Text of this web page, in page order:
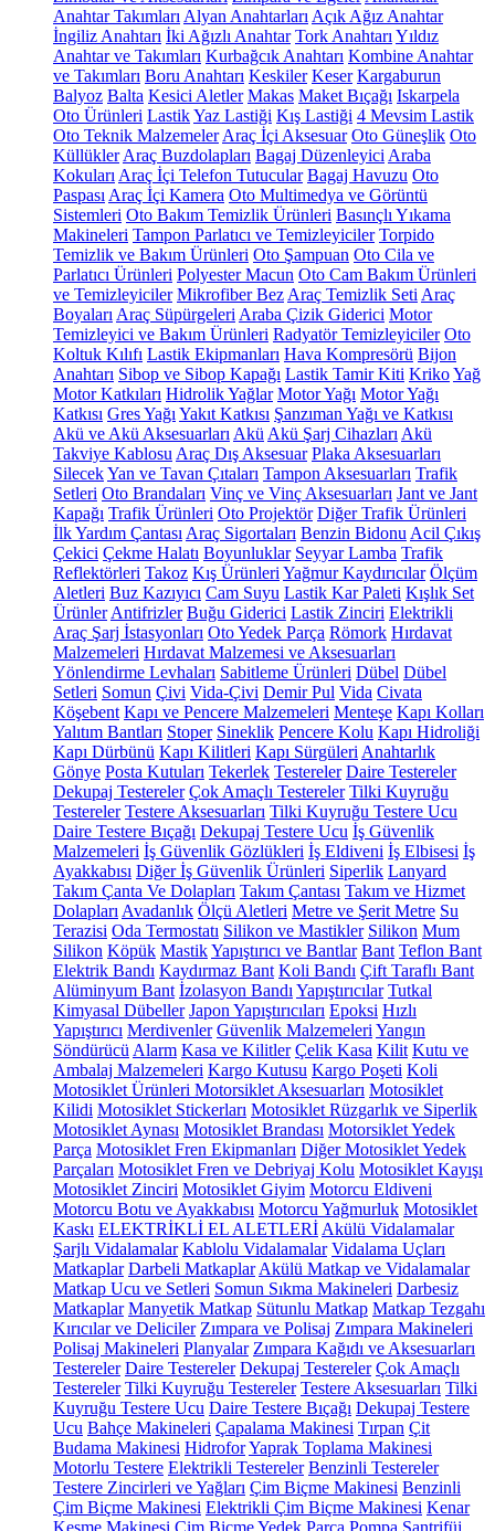
Anahtar Takımları Alyan Anahtarları Açık Ağız Anahtar
İngiliz Anahtarı İki Ağızlı Anahtar Tork Anahtarı Yıldız
Anahtar ve Takımları Kurbağcık Anahtarı Kombine Anahtar
ve Takımları Boru Anahtarı Keskiler Keser Kargaburun
Balyoz Balta Kesici Aletler Makas Maket Bıçağı Iskarpela
Oto Ürünleri LastikYaz Lastiği Kış Lastiği 4 Mevsim Lastik
Oto Teknik Malzemeler Araç İçi Aksesuar Oto Güneşlik Oto
Küllükler Araç Buzdolapları Bagaj Düzenleyici Araba
Kokuları Araç İçi Telefon Tutucular Bagaj Havuzu Oto
Paspası Araç İçi Kamera Oto Multimedya ve Görüntü
Sistemleri Oto Bakım Temizlik Ürünleri Basınçlı Yıkama
Makineleri Tampon Parlatıcı ve Temizleyiciler Torpido
Temizlik ve Bakım Ürünleri Oto Şampuan Oto Cila ve
Parlatıcı Ürünleri Polyester Macun Oto Cam Bakım Ürünleri
ve Temizleyiciler Mikrofiber Bez Araç Temizlik Seti Araç
Boyaları Araç Süpürgeleri Araba Çizik Giderici Motor
Temizleyici ve Bakım Ürünleri Radyatör Temizleyiciler Oto
Koltuk Kılıfı Lastik Ekipmanları Hava Kompresörü Bijon
Anahtarı Sibop ve Sibop Kapağı Lastik Tamir Kiti KrikoYağ
Motor Katkıları Hidrolik Yağlar Motor Yağı Motor Yağı
Katkısı Gres Yağı Yakıt Katkısı Şanzıman Yağı ve Katkısı
Akü ve Akü Aksesuarları Akü Akü Şarj Cihazları Akü
Takviye Kablosu Araç Dış Aksesuar Plaka Aksesuarları
SilecekYan ve Tavan Çıtaları Tampon Aksesuarları Trafik
Setleri Oto Brandaları Vinç ve Vinç Aksesuarları Jant ve Jant
Kapağı Trafik Ürünleri Oto Projektör Diğer Trafik Ürünleri
İlk Yardım Çantası Araç Sigortaları Benzin Bidonu Acil Çıkış
Çekici Çekme Halatı Boyunluklar Seyyar Lamba Trafik
Reflektörleri Takoz Kış Ürünleri Yağmur Kaydırıcılar Ölçüm
Aletleri Buz Kazıyıcı Cam Suyu Lastik Kar Paleti Kışlık Set
Ürünler Antifrizler Buğu Giderici Lastik Zinciri Elektrikli
Araç Şarj İstasyonları Oto Yedek Parça Römork Hırdavat
Malzemeleri Hırdavat Malzemesi ve Aksesuarları
Yönlendirme Levhaları Sabitleme Ürünleri Dübel Dübel
Setleri Somun Çivi Vida-Çivi Demir Pul Vida Civata
Köşebent Kapı ve Pencere Malzemeleri Menteşe Kapı Kolları
Yalıtım Bantları Stoper Sineklik Pencere Kolu Kapı Hidroliği
Kapı Dürbünü Kapı Kilitleri Kapı Sürgüleri Anahtarlık
Gönye Posta Kutuları Tekerlek Testereler Daire Testereler
Dekupaj Testereler Çok Amaçlı Testereler Tilki Kuyruğu
Testereler Testere Aksesuarları Tilki Kuyruğu Testere Ucu
Daire Testere Bıçağı Dekupaj Testere Ucu İş Güvenlik
Malzemeleri İş Güvenlik Gözlükleri İş Eldiveni İş Elbisesi İş
Ayakkabısı Diğer İş Güvenlik Ürünleri Siperlik Lanyard
Takım Çanta Ve Dolapları Takım Çantası Takım ve Hizmet
Dolapları Avadanlık Ölçü Aletleri Metre ve Şerit Metre Su
Terazisi Oda Termostatı Silikon ve Mastikler Silikon Mum
Silikon Köpük MastikYapıştırıcı ve Bantlar Bant Teflon Bant
Elektrik Bandı Kaydırmaz Bant Koli Bandı Çift Taraflı Bant
Alüminyum Bant İzolasyon Bandı Yapıştırıcılar Tutkal
Kimyasal Dübeller Japon Yapıştırıcıları Epoksi Hızlı
Yapıştırıcı Merdivenler Güvenlik Malzemeleri Yangın
Söndürücü Alarm Kasa ve Kilitler Çelik Kasa Kilit Kutu ve
Ambalaj Malzemeleri Kargo Kutusu Kargo Poşeti Koli
Motosiklet Ürünleri Motorsiklet Aksesuarları Motosiklet
Kilidi Motosiklet Stickerları Motosiklet Rüzgarlık ve Siperlik
Motosiklet Aynası Motosiklet Brandası Motorsiklet Yedek
Parça Motosiklet Fren Ekipmanları Diğer Motosiklet Yedek
Parçaları Motosiklet Fren ve Debriyaj Kolu Motosiklet Kayışı
Motosiklet Zinciri Motosiklet Giyim Motorcu Eldiveni
Motorcu Botu ve Ayakkabısı Motorcu Yağmurluk Motosiklet
Kaskı ELEKTRİKLİ EL ALETLERİ Akülü Vidalamalar
Şarjlı Vidalamalar Kablolu Vidalamalar Vidalama Uçları
Matkaplar Darbeli Matkaplar Akülü Matkap ve Vidalamalar
Matkap Ucu ve Setleri Somun Sıkma Makineleri Darbesiz
Matkaplar Manyetik Matkap Sütunlu Matkap Matkap Tezgahı
Kırıcılar ve Deliciler Zımpara ve Polisaj Zımpara Makineleri
Polisaj Makineleri Planyalar Zımpara Kağıdı ve Aksesuarları
Testereler Daire Testereler Dekupaj Testereler Çok Amaçlı
Testereler Tilki Kuyruğu Testereler Testere Aksesuarları Tilki
Kuyruğu Testere Ucu Daire Testere Bıçağı Dekupaj Testere
Ucu Bahçe Makineleri Çapalama Makinesi Tırpan Çit
Budama Makinesi HidroforYaprak Toplama Makinesi
Motorlu Testere Elektrikli Testereler Benzinli Testereler
Testere Zincirleri ve Yağları Çim Biçme Makinesi Benzinli
Çim Biçme Makinesi Elektrikli Çim Biçme Makinesi Kenar
Kesme Makinesi Çim Biçme Yedek Parça Pompa Santrifüj